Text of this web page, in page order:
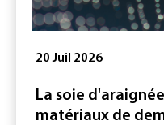
20 Juil 2026
La soie
matériaux de